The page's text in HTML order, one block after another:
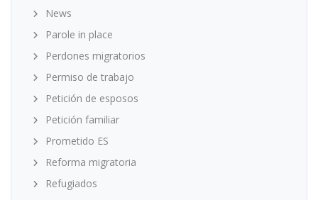
News
Parole in place
Perdones migratorios
Permiso de trabajo
Petición de esposos
Petición familiar
Prometido ES
Reforma migratoria
Refugiados